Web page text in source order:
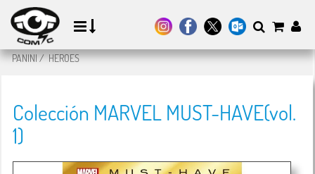
PANINI/HEROES
Colección MARVEL MUST-HAVE(vol.
1)